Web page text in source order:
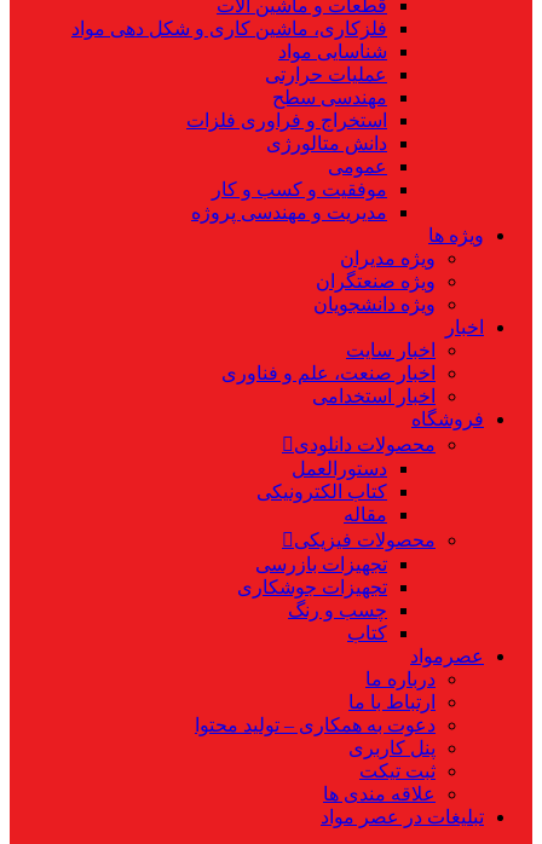
قطعات و ماشین آلات
فلزکاری، ماشین کاری و شکل دهی مواد
شناسایی مواد
عملیات حرارتی
مهندسی سطح
استخراج و فراوری فلزات
دانش متالورژی
عمومی
موفقیت و کسب و کار
مدیریت و مهندسی پروژه
ویژه ها
ویژه مدیران
ویژه صنعتگران
ویژه دانشجویان
اخبار
اخبار سایت
اخبار صنعت، علم و فناوری
اخبار استخدامی
فروشگاه
محصولات دانلودی
دستورالعمل
کتاب الکترونیکی
مقاله
محصولات فیزیکی
تجهیزات بازرسی
تجهیزات جوشکاری
چسب و رنگ
کتاب
عصرمواد
درباره ما
ارتباط با ما
دعوت به همکاری – تولید محتوا
پنل کاربری
ثبت تیکت
علاقه مندی ها
تبلیغات در عصر مواد